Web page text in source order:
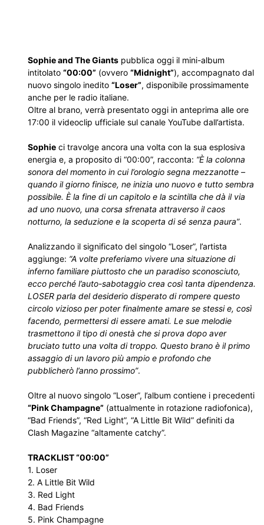
Sophie and The Giants pubblica oggi il mini-album
intitolato “00:00” (ovvero “Midnight”), accompagnato dal
nuovo singolo inedito “Loser”, disponibile prossimamente
anche per le radio italiane.
Oltre al brano, verrà presentato oggi in anteprima alle ore
17:00 il videoclip ufficiale sul canale YouTube dall’artista.
Sophie ci travolge ancora una volta con la sua esplosiva
energia e, a proposito di “00:00”, racconta: “È la colonna
sonora del momento in cui l’orologio segna mezzanotte –
quando il giorno finisce, ne inizia uno nuovo e tutto sembra
possibile. È la fine di un capitolo e la scintilla che dà il via
ad uno nuovo, una corsa sfrenata attraverso il caos
notturno, la seduzione e la scoperta di sé senza paura”.
Analizzando il significato del singolo “Loser”, l’artista
aggiunge: “A volte preferiamo vivere una situazione di
inferno familiare piuttosto che un paradiso sconosciuto,
ecco perché l’auto-sabotaggio crea così tanta dipendenza.
LOSER parla del desiderio disperato di rompere questo
circolo vizioso per poter finalmente amare se stessi e, così
facendo, permettersi di essere amati. Le sue melodie
trasmettono il tipo di onestà che si prova dopo aver
bruciato tutto una volta di troppo. Questo brano è il primo
assaggio di un lavoro più ampio e profondo che
pubblicherò l’anno prossimo”.
Oltre al nuovo singolo “Loser”, l’album contiene i precedenti
“Pink Champagne” (attualmente in rotazione radiofonica),
“Bad Friends”, “Red Light”, “A Little Bit Wild” definiti da
Clash Magazine “altamente catchy”.
TRACKLIST “00:00”
1. Loser
2. A Little Bit Wild
3. Red Light
4. Bad Friends
5. Pink Champagne